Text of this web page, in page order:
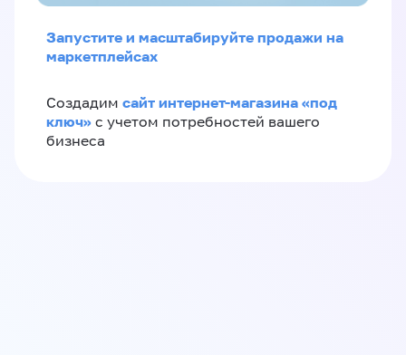
Запустите и масштабируйте продажи на
маркетплейсах
Создадим сайт интернет-магазина «под
ключ» с учетом потребностей вашего
бизнеса